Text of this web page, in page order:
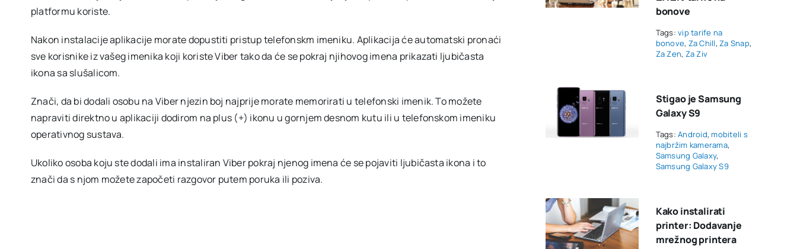
platformu koriste.
Nakon instalacije aplikacije morate dopustiti pristup telefonskm imeniku. Aplikacija će automatski pronaći
sve korisnike iz vašeg imenika koji koriste Viber tako da će se pokraj njihovog imena prikazati ljubičasta
ikona sa slušalicom.
Znači, da bi dodali osobu na Viber njezin boj najprije morate memorirati u telefonski imenik. To možete
napraviti direktno u aplikaciji dodirom na plus (+) ikonu u gornjem desnom kutu ili u telefonskom imeniku
operativnog sustava.
Ukoliko osoba koju ste dodali ima instaliran Viber pokraj njenog imena će se pojaviti ljubičasta ikona i to
znači da s njom možete započeti razgovor putem poruka ili poziva.
bonove
Tags:vip tarife na
bonove, Za Chill,Za Snap,
Za Zen, Za Ziv
Stigao je Samsung
Galaxy S9
Tags:Android,mobiteli s
najbržim kamerama,
Samsung Galaxy,
Samsung Galaxy S9
Kako instalirati
printer: Dodavanje
mrežnog printera